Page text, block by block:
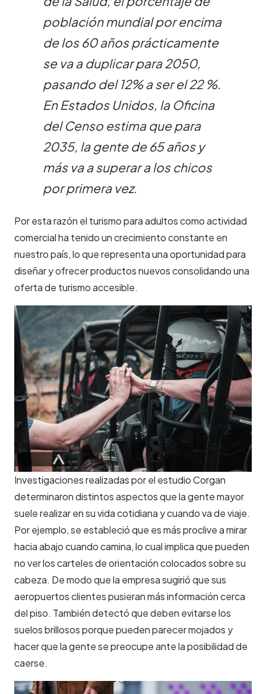
población mundial por encima
de los 60 años prácticamente
se va a duplicar para 2050,
pasando del 12% a ser el 22 %.
En Estados Unidos, la Oficina
del Censo estima que para
2035, la gente de 65 años y
más va a superar a los chicos
por primera vez.
Por esta razón el turismo para adultos como actividad
comercial ha tenido un crecimiento constante en
nuestro país, lo que representa una oportunidad para
diseñar y ofrecer productos nuevos consolidando una
oferta de turismo accesible.
Investigaciones realizadas por el estudio Corgan
determinaron distintos aspectos que la gente mayor
suele realizar en su vida cotidiana y cuando va de viaje.
Por ejemplo, se estableció que es más proclive a mirar
hacia abajo cuando camina, lo cual implica que pueden
no ver los carteles de orientación colocados sobre su
cabeza. De modo que la empresa sugirió que sus
aeropuertos clientes pusieran más información cerca
del piso. También detectó que deben evitarse los
suelos brillosos porque pueden parecer mojados y
hacer que la gente se preocupe ante la posibilidad de
caerse.